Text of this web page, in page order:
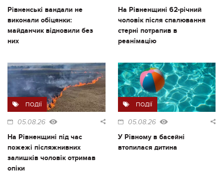
Рівненські вандали не
виконали обіцянки:
майданчик відновили без
них
На Рівненщині 62-річний
чоловік після спалювання
стерні потрапив в
реанімацію
ПОДІЇ
05.08.26
На Рівненщині під час
пожежі післяжнивних
залишків чоловік отримав
опіки
ПОДІЇ
05.08.26
У Рівному в басейні
втопилася дитина